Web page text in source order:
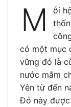
M
ỗi
có một mục
vững đó là
nước mắm
Yên từ đến
Đỏ này được